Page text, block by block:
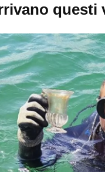
questi